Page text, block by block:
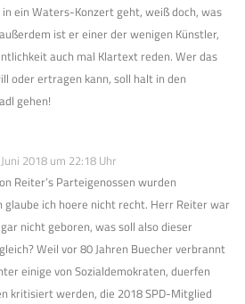
ein Waters-Konzert geht, weiß doch, was
ist er einer der wenigen Künstler,
auch mal Klartext reden. Wer das
oder ertragen kann, soll halt in den
gehen!
2018 um 22:18 Uhr
Reiter’s Parteigenossen wurden
glaube ich hoere nicht recht. Herr Reiter war
nicht geboren, was soll also dieser
Weil vor 80 Jahren Buecher verbrannt
einige von Sozialdemokraten, duerfen
kritisiert werden, die 2018 SPD-Mitglied